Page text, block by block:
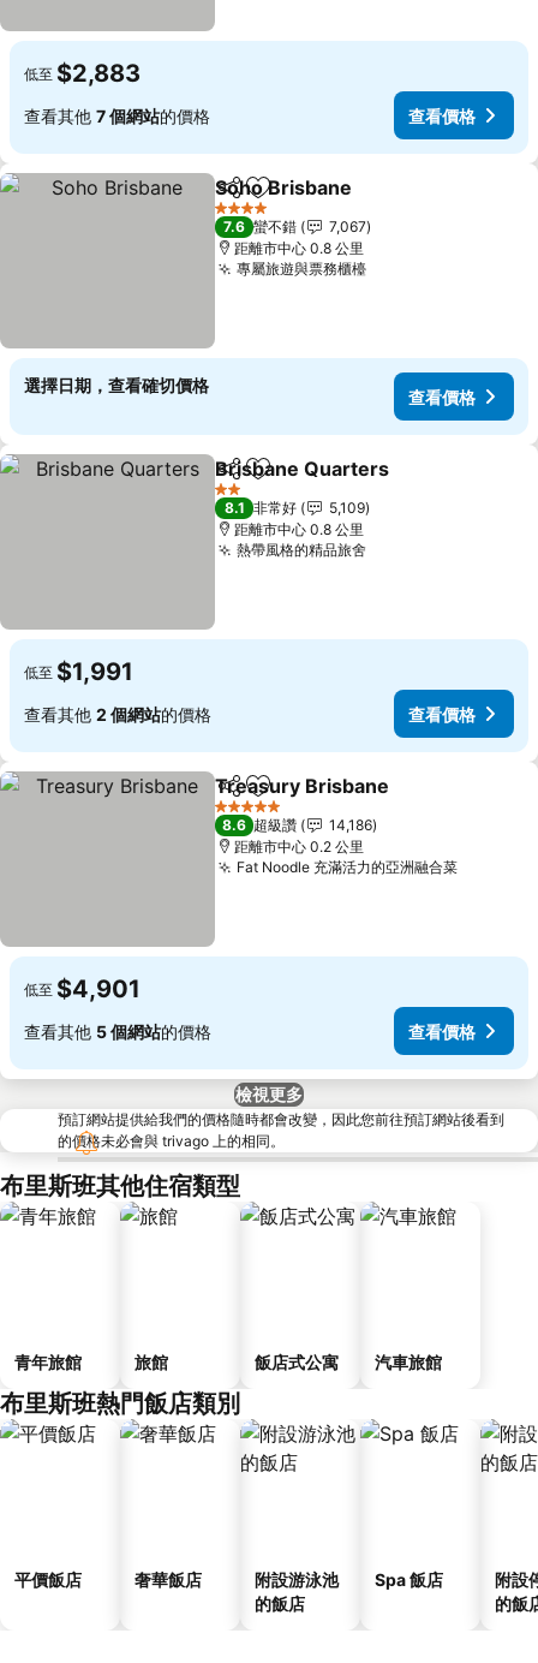
低至 $2,883
查看其他 7 個網站的價格 查看價格
分享 加入我的最愛
Soho Brisbane
4 星級
7.6 蠻不錯
7,067
距離市中心 0.8 公里
專屬旅遊與票務櫃檯
選擇日期，查看確切價格
查看價格
分享 加入我的最愛
Brisbane Quarters
2 星級
8.1 非常好
5,109
距離市中心 0.8 公里
熱帶風格的精品旅舍
低至 $1,991
查看其他 2 個網站的價格 查看價格
分享 加入我的最愛
Treasury Brisbane
5 星級
8.6 超級讚
14,186
距離市中心 0.2 公里
Fat Noodle 充滿活力的亞洲融合菜
低至 $4,901
查看其他 5 個網站的價格 查看價格
檢視更多
預訂網站提供給我們的價格隨時都會改變，因此您前往預訂網站後看到
的價格未必會與 trivago 上的相同。
布里斯班其他住宿類型
青年旅館 旅館 飯店式公寓 汽車旅館
布里斯班熱門飯店類別
平價飯店 奢華飯店
附設游泳池
的飯店
Spa 飯店
附設
的飯